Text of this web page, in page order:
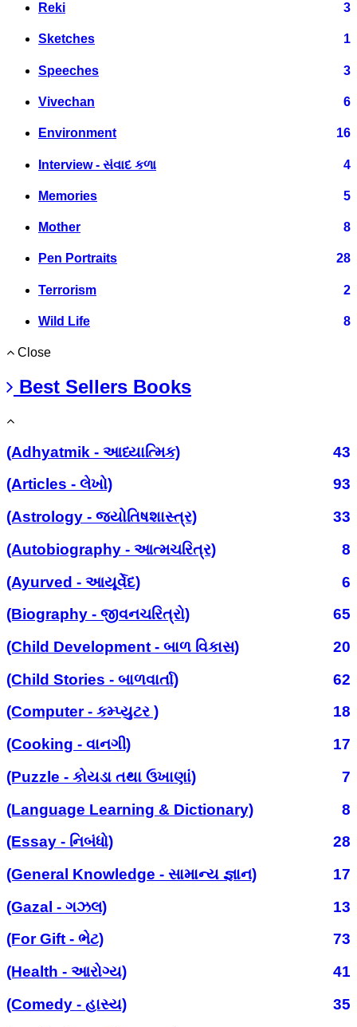
Reki 3
Sketches 1
Speeches 3
Vivechan 6
Environment 16
Interview - સંવાદ કળા 4
Memories 5
Mother 8
Pen Portraits 28
Terrorism 2
Wild Life 8
Close
Best Sellers Books
(Adhyatmik - આધ્યાત્મિક)
43
(Articles - લેખો)
93
(Astrology - જ્યોતિષશાસ્ત્ર)
33
(Autobiography - આત્મચરિત્ર)
8
(Ayurved - આયૂર્વેદ)
6
(Biography - જીવનચરિત્રો)
65
(Child Development - બાળ વિકાસ)
20
(Child Stories - બાળવાર્તા)
62
(Computer - કમ્પ્યુટર )
18
(Cooking - વાનગી)
17
(Puzzle - કોયડા તથા ઉખાણાં)
7
(Language Learning & Dictionary)
8
(Essay - નિબંધો)
28
(General Knowledge - સામાન્ય જ્ઞાન)
17
(Gazal - ગઝલ)
13
(For Gift - ભેટ)
73
(Health - આરોગ્ય)
41
(Comedy - હાસ્ય)
35